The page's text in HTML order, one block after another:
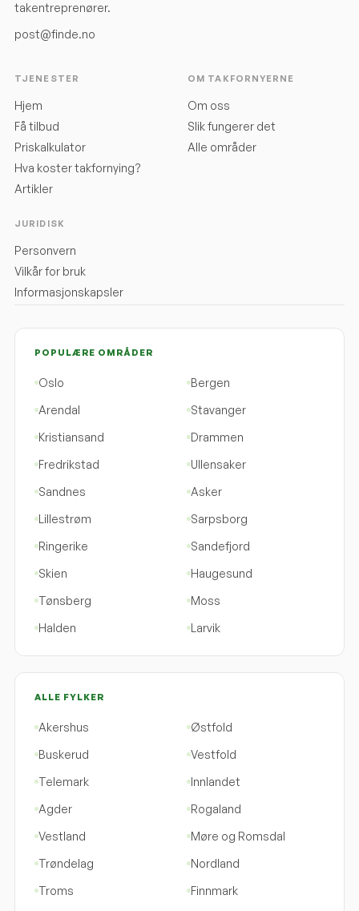
takentreprenører.
post@finde.no
TJENESTER
Hjem
Få tilbud
Priskalkulator
Hva koster takfornying?
Artikler
OM TAKFORNYERNE
Om oss
Slik fungerer det
Alle områder
JURIDISK
Personvern
Vilkår for bruk
Informasjonskapsler
POPULÆRE OMRÅDER
Oslo
Bergen
Arendal
Stavanger
Kristiansand
Drammen
Fredrikstad
Ullensaker
Sandnes
Asker
Lillestrøm
Sarpsborg
Ringerike
Sandefjord
Skien
Haugesund
Tønsberg
Moss
Halden
Larvik
ALLE FYLKER
Akershus
Østfold
Buskerud
Vestfold
Telemark
Innlandet
Agder
Rogaland
Vestland
Møre og Romsdal
Trøndelag
Nordland
Troms
Finnmark